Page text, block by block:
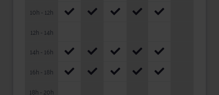
10h - 12h
12h - 14h
14h - 16h
16h - 18h
18h - 20h